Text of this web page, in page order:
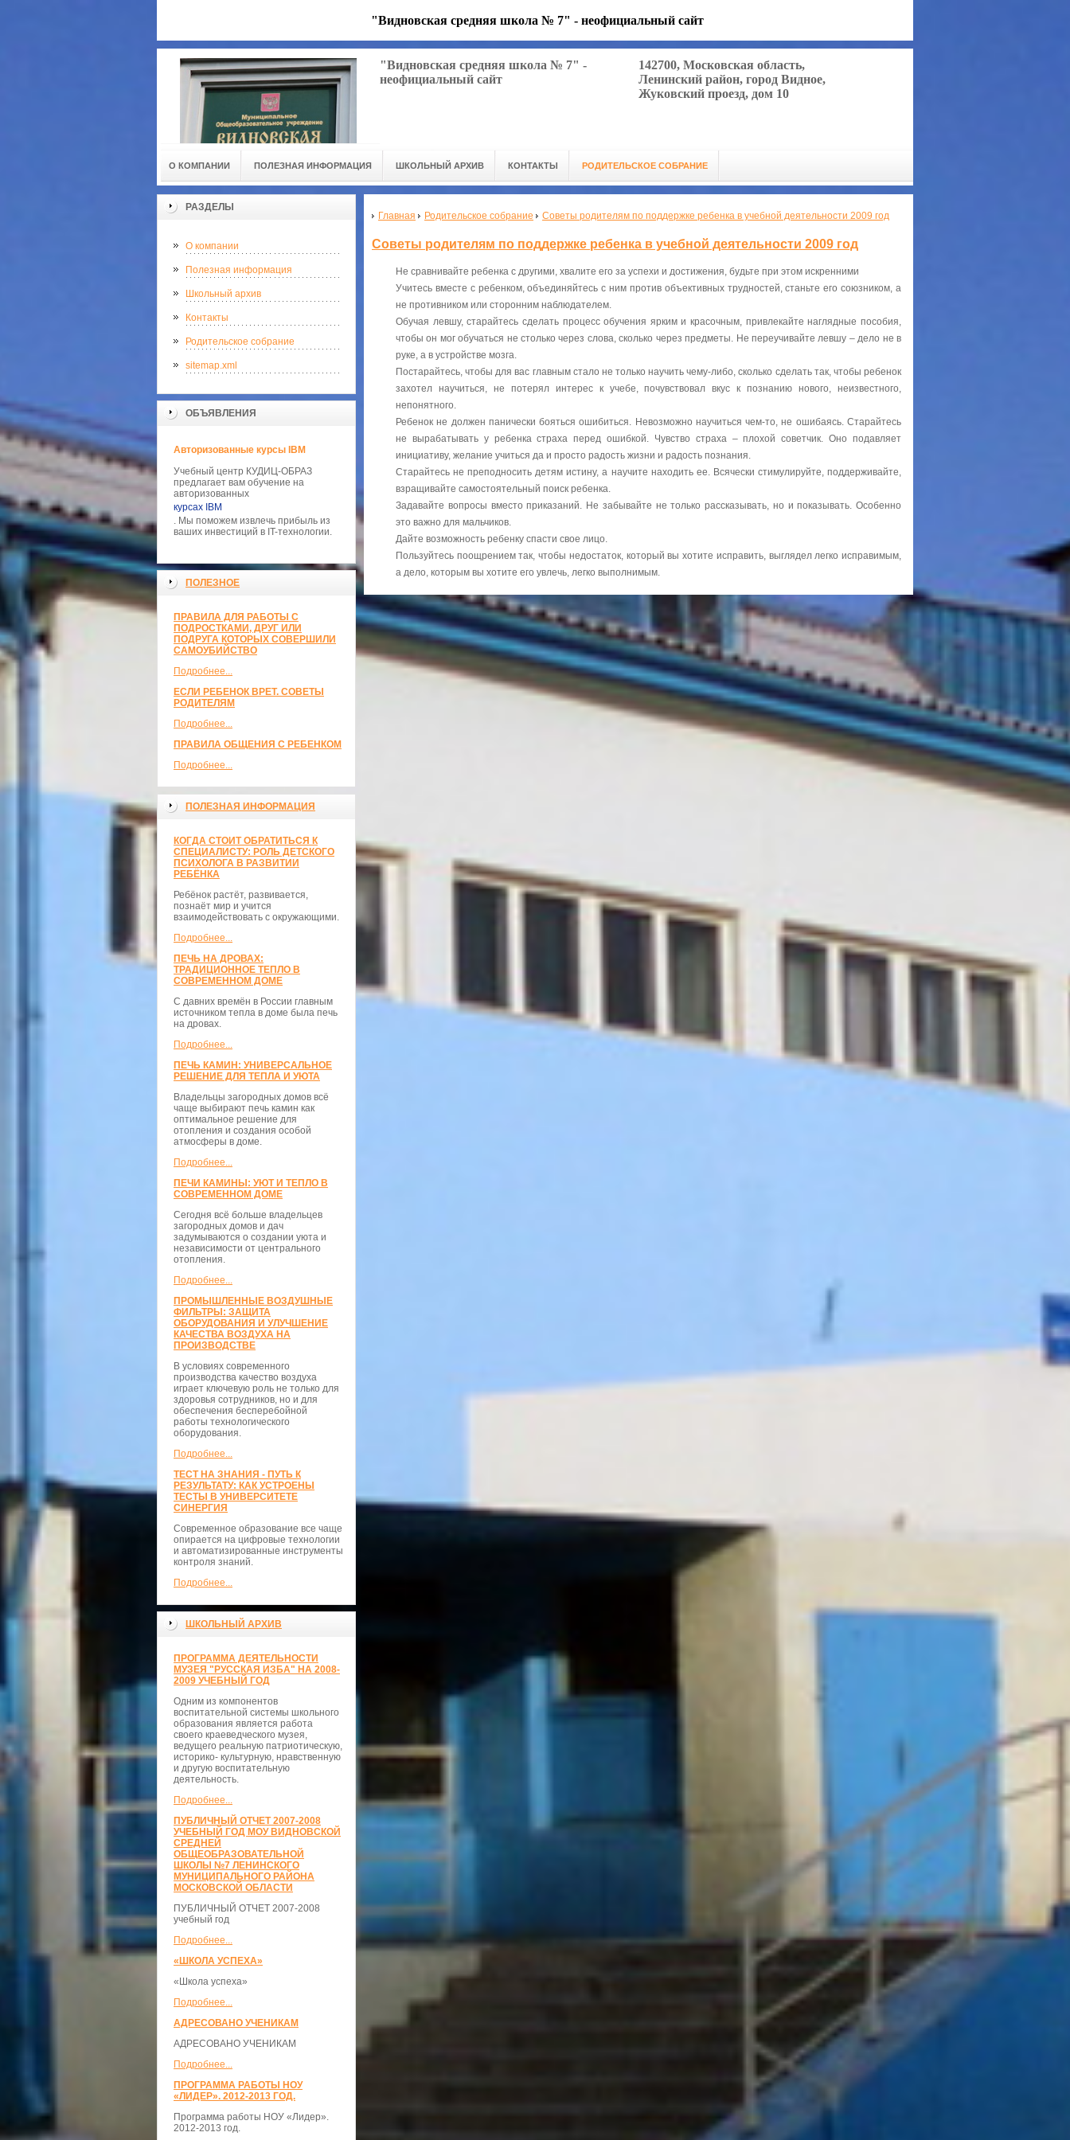
"Видновская средняя школа № 7" - неофициальный сайт
"Видновская средняя школа № 7" -
неофициальный сайт
142700, Московская область,
Ленинский район, город Видное,
Жуковский проезд, дом 10
О КОМПАНИИ ПОЛЕЗНАЯ ИНФОРМАЦИЯ ШКОЛЬНЫЙ АРХИВ КОНТАКТЫ РОДИТЕЛЬСКОЕ СОБРАНИЕ
РАЗДЕЛЫ
О компании
Полезная информация
Школьный архив
Контакты
Родительское собрание
sitemap.xml
ОБЪЯВЛЕНИЯ
Авторизованные курсы IBM
Учебный центр КУДИЦ-ОБРАЗ
предлагает вам обучение на
авторизованных
курсах IBM
. Мы поможем извлечь прибыль из
ваших инвестиций в IT-технологии.
ПОЛЕЗНОЕ
ПРАВИЛА ДЛЯ РАБОТЫ С
ПОДРОСТКАМИ, ДРУГ ИЛИ
ПОДРУГА КОТОРЫХ СОВЕРШИЛИ
САМОУБИЙСТВО
Подробнее...
ЕСЛИ РЕБЕНОК ВРЕТ. СОВЕТЫ
РОДИТЕЛЯМ
Подробнее...
ПРАВИЛА ОБЩЕНИЯ С РЕБЕНКОМ
Подробнее...
ПОЛЕЗНАЯ ИНФОРМАЦИЯ
КОГДА СТОИТ ОБРАТИТЬСЯ К
СПЕЦИАЛИСТУ: РОЛЬ ДЕТСКОГО
ПСИХОЛОГА В РАЗВИТИИ
РЕБЁНКА
Ребёнок растёт, развивается,
познаёт мир и учится
взаимодействовать с окружающими.
Подробнее...
ПЕЧЬ НА ДРОВАХ:
ТРАДИЦИОННОЕ ТЕПЛО В
СОВРЕМЕННОМ ДОМЕ
С давних времён в России главным
источником тепла в доме была печь
на дровах.
Подробнее...
ПЕЧЬ КАМИН: УНИВЕРСАЛЬНОЕ
РЕШЕНИЕ ДЛЯ ТЕПЛА И УЮТА
Владельцы загородных домов всё
чаще выбирают печь камин как
оптимальное решение для
отопления и создания особой
атмосферы в доме.
Подробнее...
ПЕЧИ КАМИНЫ: УЮТ И ТЕПЛО В
СОВРЕМЕННОМ ДОМЕ
Сегодня всё больше владельцев
загородных домов и дач
задумываются о создании уюта и
независимости от центрального
отопления.
Подробнее...
ПРОМЫШЛЕННЫЕ ВОЗДУШНЫЕ
ФИЛЬТРЫ: ЗАЩИТА
ОБОРУДОВАНИЯ И УЛУЧШЕНИЕ
КАЧЕСТВА ВОЗДУХА НА
ПРОИЗВОДСТВЕ
В условиях современного
производства качество воздуха
играет ключевую роль не только для
здоровья сотрудников, но и для
обеспечения бесперебойной
работы технологического
оборудования.
Подробнее...
ТЕСТ НА ЗНАНИЯ - ПУТЬ К
РЕЗУЛЬТАТУ: КАК УСТРОЕНЫ
ТЕСТЫ В УНИВЕРСИТЕТЕ
СИНЕРГИЯ
Современное образование все чаще
опирается на цифровые технологии
и автоматизированные инструменты
контроля знаний.
Подробнее...
ШКОЛЬНЫЙ АРХИВ
ПРОГРАММА ДЕЯТЕЛЬНОСТИ
МУЗЕЯ "РУССКАЯ ИЗБА" НА 2008-
2009 УЧЕБНЫЙ ГОД
Одним из компонентов
воспитательной системы школьного
образования является работа
своего краеведческого музея,
ведущего реальную патриотическую,
историко- культурную, нравственную
и другую воспитательную
деятельность.
Подробнее...
ПУБЛИЧНЫЙ ОТЧЕТ 2007-2008
УЧЕБНЫЙ ГОД МОУ ВИДНОВСКОЙ
СРЕДНЕЙ
ОБЩЕОБРАЗОВАТЕЛЬНОЙ
ШКОЛЫ №7 ЛЕНИНСКОГО
МУНИЦИПАЛЬНОГО РАЙОНА
МОСКОВСКОЙ ОБЛАСТИ
ПУБЛИЧНЫЙ ОТЧЕТ 2007-2008
учебный год
Подробнее...
«ШКОЛА УСПЕХА»
«Школа успеха»
Подробнее...
АДРЕСОВАНО УЧЕНИКАМ
АДРЕСОВАНО УЧЕНИКАМ
Подробнее...
ПРОГРАММА РАБОТЫ НОУ
«ЛИДЕР». 2012-2013 ГОД.
Программа работы НОУ «Лидер».
2012-2013 год.
Главная Родительское собрание Советы родителям по поддержке ребенка в учебной деятельности 2009 год
Советы родителям по поддержке ребенка в учебной деятельности 2009 год
Не сравнивайте ребенка с другими, хвалите его за успехи и достижения, будьте при этом искренними
Учитесь вместе с ребенком, объединяйтесь с ним против объективных трудностей, станьте его союзником, а
не противником или сторонним наблюдателем.
Обучая левшу, старайтесь сделать процесс обучения ярким и красочным, привлекайте наглядные пособия,
чтобы он мог обучаться не столько через слова, сколько через предметы. Не переучивайте левшу – дело не в
руке, а в устройстве мозга.
Постарайтесь, чтобы для вас главным стало не только научить чему-либо, сколько сделать так, чтобы ребенок
захотел научиться, не потерял интерес к учебе, почувствовал вкус к познанию нового, неизвестного,
непонятного.
Ребенок не должен панически бояться ошибиться. Невозможно научиться чем-то, не ошибаясь. Старайтесь
не вырабатывать у ребенка страха перед ошибкой. Чувство страха – плохой советчик. Оно подавляет
инициативу, желание учиться да и просто радость жизни и радость познания.
Старайтесь не преподносить детям истину, а научите находить ее. Всячески стимулируйте, поддерживайте,
взращивайте самостоятельный поиск ребенка.
Задавайте вопросы вместо приказаний. Не забывайте не только рассказывать, но и показывать. Особенно
это важно для мальчиков.
Дайте возможность ребенку спасти свое лицо.
Пользуйтесь поощрением так, чтобы недостаток, который вы хотите исправить, выглядел легко исправимым,
а дело, которым вы хотите его увлечь, легко выполнимым.